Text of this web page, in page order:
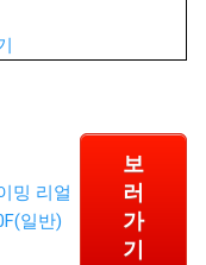
밍 리얼
일반)
보
러
가
기